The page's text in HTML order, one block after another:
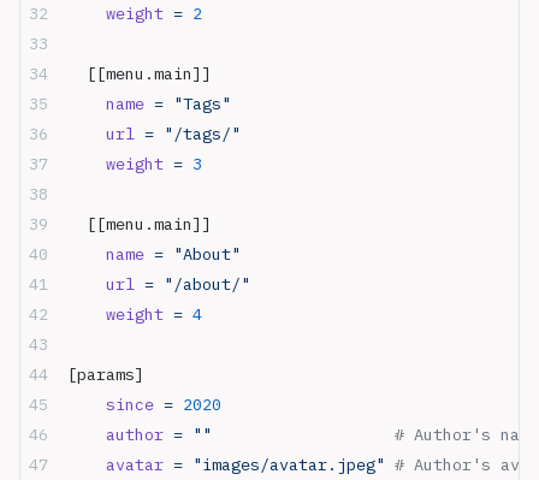
    weight
= 2
  [[menu.main]]
    name
= "Tags"
    url
= "/tags/"
    weight
= 3
  [[menu.main]]
    name
= "About"
    url
= "/about/"
    weight
= 4
[params]
    since
= 2020
    author
= ""
                   # Author's name
    avatar
= "images/avatar.jpeg" # Author's